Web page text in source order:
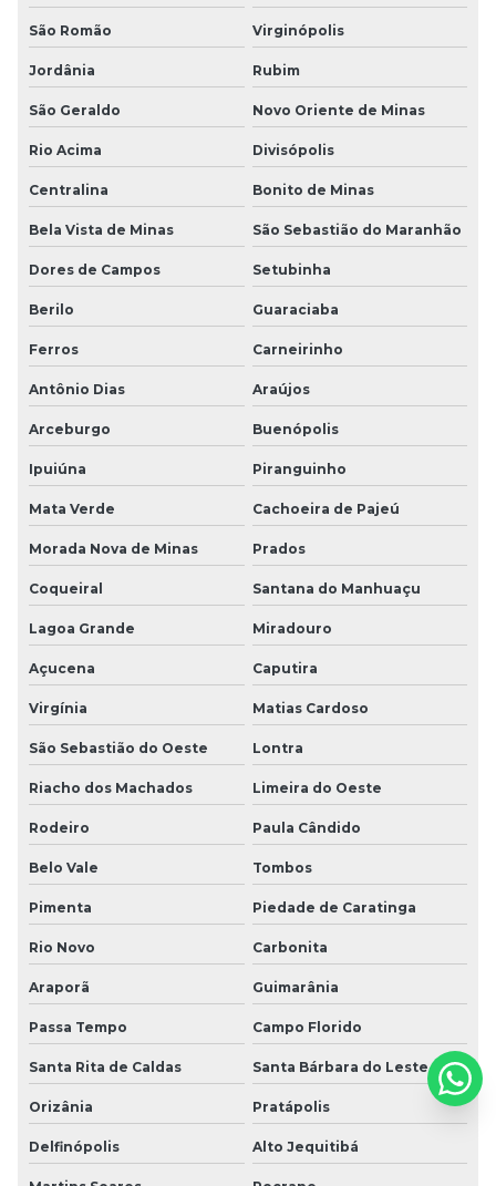
São Romão Virginópolis
Jordânia Rubim
São Geraldo Novo Oriente de Minas
Rio Acima Divisópolis
Centralina Bonito de Minas
Bela Vista de Minas São Sebastião do Maranhão
Dores de Campos Setubinha
Berilo Guaraciaba
Ferros Carneirinho
Antônio Dias Araújos
Arceburgo Buenópolis
Ipuiúna Piranguinho
Mata Verde Cachoeira de Pajeú
Morada Nova de Minas Prados
Coqueiral Santana do Manhuaçu
Lagoa Grande Miradouro
Açucena Caputira
Virgínia Matias Cardoso
São Sebastião do Oeste Lontra
Riacho dos Machados Limeira do Oeste
Rodeiro Paula Cândido
Belo Vale Tombos
Pimenta Piedade de Caratinga
Rio Novo Carbonita
Araporã Guimarânia
Passa Tempo Campo Florido
Santa Rita de Caldas Santa Bárbara do Leste
Orizânia Pratápolis
Delfinópolis Alto Jequitibá